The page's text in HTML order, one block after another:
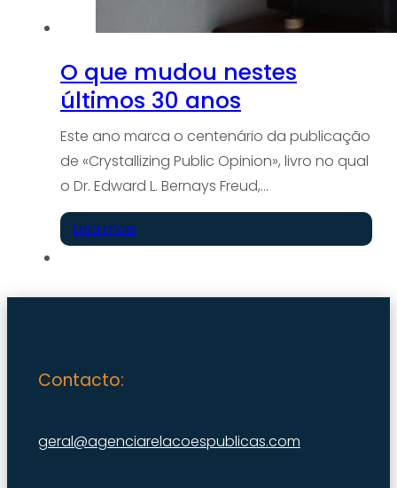
O que mudou nestes
últimos 30 anos
Este ano marca o centenário da publicação
de «Crystallizing Public Opinion», livro no qual
o Dr. Edward L. Bernays Freud,…
Leia mais
Contacto:
geral@agenciarelacoespublicas.com